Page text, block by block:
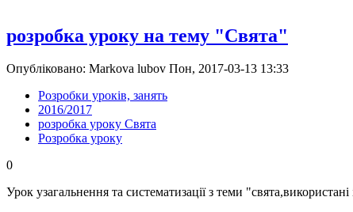
розробка уроку на тему "Свята"
Опубліковано: Markova lubov Пон, 2017-03-13 13:33
Розробки уроків, занять
2016/2017
розробка уроку Свята
Розробка уроку
0
Урок узагальнення та систематизації з теми